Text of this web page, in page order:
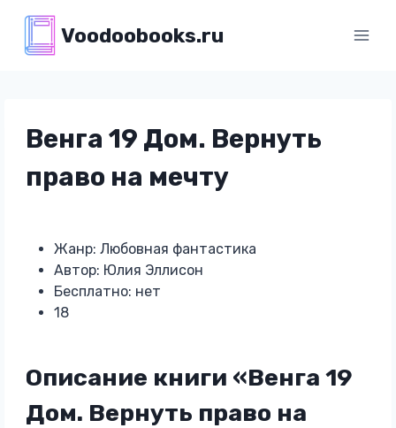
содержимому
Voodoobooks.ru
Венга 19 Дом. Вернуть
право на мечту
Жанр: Любовная фантастика
Автор: Юлия Эллисон
Бесплатно: нет
18
Описание книги «Венга 19
Дом. Вернуть право на